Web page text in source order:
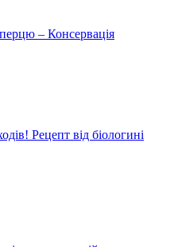
– Консервація
Рецепт від біологині